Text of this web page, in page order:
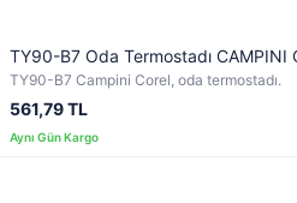
TY90-B7 Oda Termostadı CAMPINI
TY90-B7 Campini Corel, oda termostadı.
561,79 TL